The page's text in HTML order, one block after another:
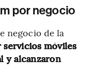
por negocio
negocio de la
móviles
y alcanzaron